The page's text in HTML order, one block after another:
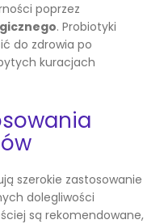
poprzez
. Probiotyki
do zdrowia po
kuracjach
szerokie zastosowanie
dolegliwości
są rekomendowane,